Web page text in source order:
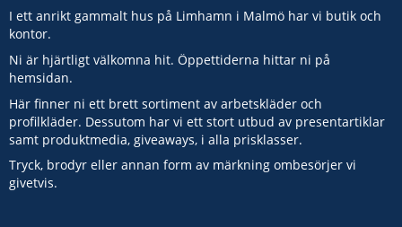
I ett anrikt gammalt hus på Limhamn i Malmö har vi butik och
kontor.
Ni är hjärtligt välkomna hit. Öppettiderna hittar ni på
hemsidan.
Här finner ni ett brett sortiment av arbetskläder och
profilkläder. Dessutom har vi ett stort utbud av presentartiklar
samt produktmedia, giveaways, i alla prisklasser.
Tryck, brodyr eller annan form av märkning ombesörjer vi
givetvis.